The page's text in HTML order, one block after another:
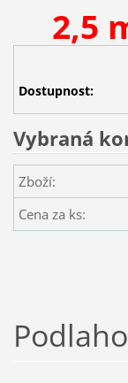
2,5
Dostupnost:
Vybraná
Zboží:
Cena za ks: